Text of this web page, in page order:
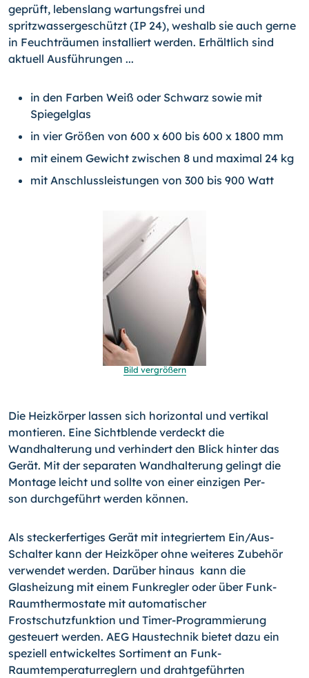
geprüft, lebenslang wartungsfrei und
spritzwassergeschützt (IP 24), weshalb sie auch gerne
in Feucht­räumen installiert werden. Erhältlich sind
aktuell Ausführungen ...
in den Farben Weiß oder Schwarz sowie mit
Spiegelglas
in vier Größen von 600 x 600 bis 600 x 1800 mm
mit einem Gewicht zwischen 8 und maximal 24 kg
mit Anschlussleistungen von 300 bis 900 Watt
Bild vergrößern
Die Heizkörper lassen sich horizontal und vertikal
montieren. Eine Sichtblende verdeckt die
Wandhalterung und verhindert den Blick hinter das
Gerät. Mit der separaten Wandhalterung gelingt die
Montage leicht und sollte von einer einzigen Per­
son durchgeführt werden können.
Als steckerfertiges Gerät mit integriertem Ein/Aus-
Schalter kann der Heizköper ohne weiteres Zubehör
verwendet wer­den. Darüber hinaus kann die
Glasheizung mit einem Funk­regler oder über Funk-
Raumthermostate mit automatischer
Frostschutzfunktion und Timer-Programmierung
gesteuert werden. AEG Haustechnik bietet dazu ein
speziell entwickel­tes Sortiment an Funk-
Raumtemperaturreglern und drahtge­führten